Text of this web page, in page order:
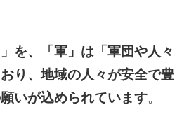
を、「軍」は「軍団や人々
り、地域の人々が安全で豊
いが込められています。